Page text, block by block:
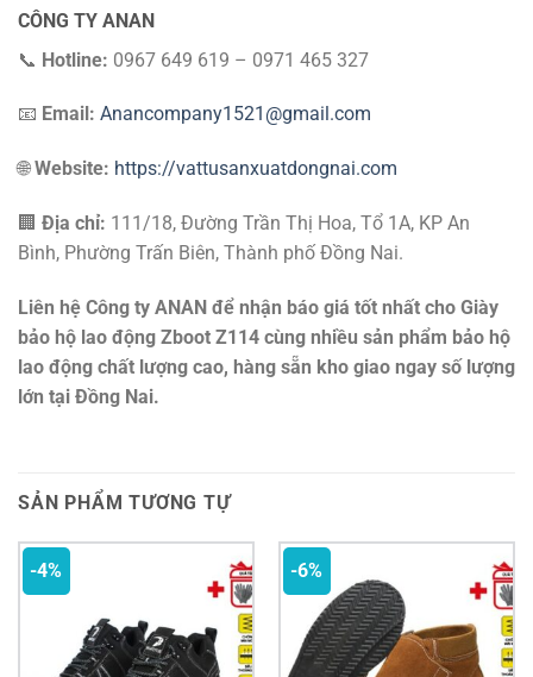
CÔNG TY ANAN
📞 Hotline: 0967 649 619 – 0971 465 327
📧 Email: Anancompany1521@gmail.com
🌐Website: https://vattusanxuatdongnai.com
🏢 Địa chỉ: 111/18, Đường Trần Thị Hoa, Tổ 1A, KP An
Bình, Phường Trấn Biên, Thành phố Đồng Nai.
Liên hệ Công ty ANAN để nhận báo giá tốt nhất cho Giày
bảo hộ lao động Zboot Z114 cùng nhiều sản phẩm bảo hộ
lao động chất lượng cao, hàng sẵn kho giao ngay số lượng
lớn tại Đồng Nai.
SẢN PHẨM TƯƠNG TỰ
-4% -6%